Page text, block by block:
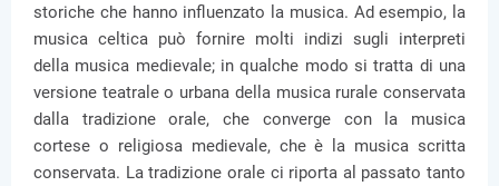
storiche che hanno influenzato la musica. Ad esempio, la
musica celtica può fornire molti indizi sugli interpreti
della musica medievale; in qualche modo si tratta di una
versione teatrale o urbana della musica rurale conservata
dalla tradizione orale, che converge con la musica
cortese o religiosa medievale, che è la musica scritta
conservata. La tradizione orale ci riporta al passato tanto